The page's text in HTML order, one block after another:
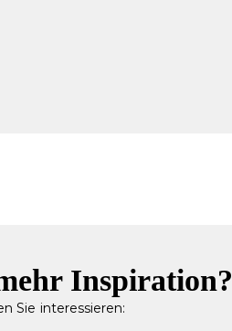
Inspiration?
Sie interessieren: